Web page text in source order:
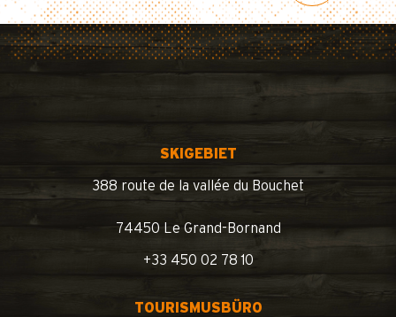
SKIGEBIET
388 route de la vallée du Bouchet
74450 Le Grand-Bornand
+33 450 02 78 10
TOURISMUSBÜRO